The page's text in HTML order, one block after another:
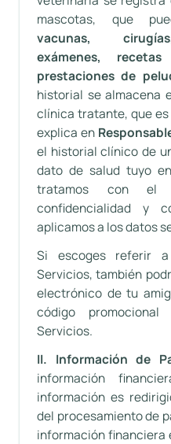
mascotas, que
vacunas,
exámenes,
prestaciones de
historial se almacena
clínica tratante, que es
explica en
el historial clínico de
dato de salud tuyo
tratamos con el
confidencialidad y
aplicamos a los datos
Si escoges referir
Servicios, también
electrónico de tu
código
Servicios.
II. Información de
información
información es
del procesamiento de
información financiera